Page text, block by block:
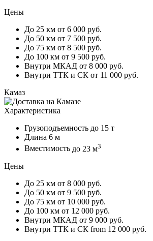
Цены
До 25 км от 6 000 руб.
До 50 км от 7 500 руб.
До 75 км от 8 500 руб.
До 100 км от 9 500 руб.
Внутри МКАД от 8 000 руб.
Внутри ТТК и СК от 11 000 руб.
Камаз
Характеристика
Грузоподъемность до 15 т
Длина 6 м
Вместимость до 23 м3
Цены
До 25 км от 8 000 руб.
До 50 км от 9 500 руб.
До 75 км от 10 000 руб.
До 100 км от 12 000 руб.
Внутри МКАД от 9 000 руб.
Внутри ТТК и СК from 12 000 руб.